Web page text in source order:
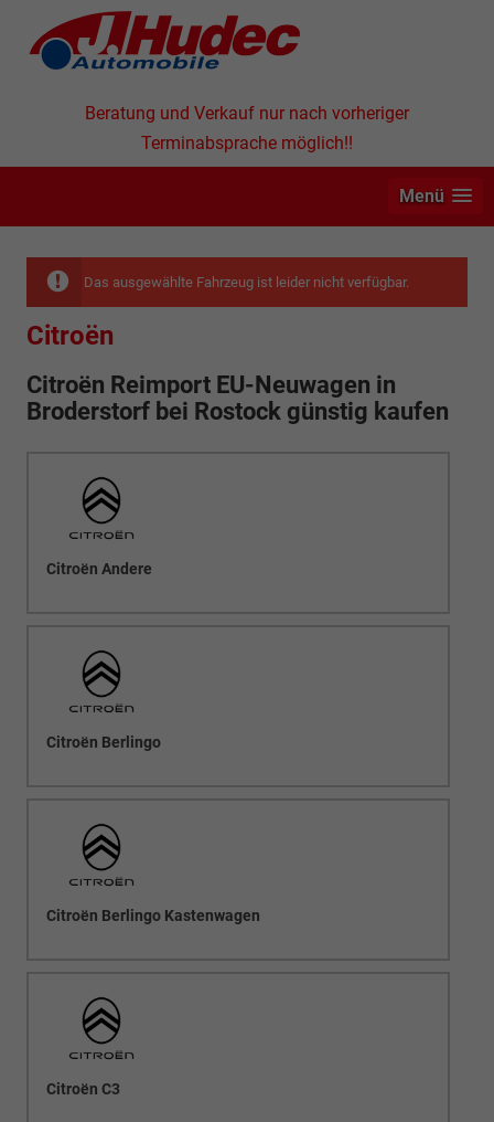
Beratung und Verkauf nur nach vorheriger
Terminabsprache möglich!!
Menü
Das ausgewählte Fahrzeug ist leider nicht verfügbar.
Citroën
Citroën Reimport EU-Neuwagen in
Broderstorf bei Rostock günstig kaufen
Citroën Andere
Citroën Berlingo
Citroën Berlingo Kastenwagen
Citroën C3